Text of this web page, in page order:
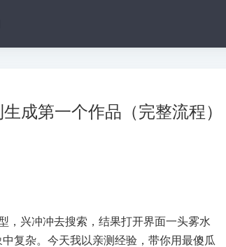
成第一个作品（完整流程）
，兴冲冲去搜索，结果打开界面一头雾水
复杂。今天我以亲测经验，带你用最傻瓜